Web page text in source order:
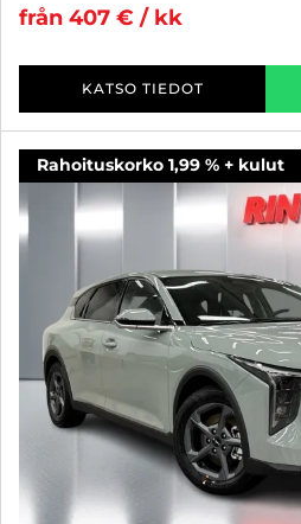
från 407 € / kk
KATSO TIEDOT
Rahoituskorko 1,99 % + kulut